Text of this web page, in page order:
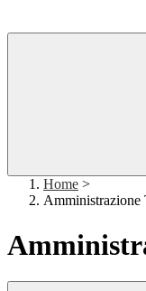
Home >
Amministrazione